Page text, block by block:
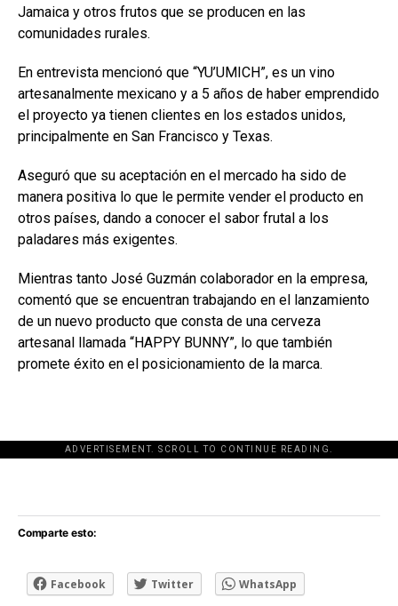
Jamaica y otros frutos que se producen en las
comunidades rurales.
En entrevista mencionó que “YU’UMICH”, es un vino
artesanalmente mexicano y a 5 años de haber emprendido
el proyecto ya tienen clientes en los estados unidos,
principalmente en San Francisco y Texas.
Aseguró que su aceptación en el mercado ha sido de
manera positiva lo que le permite vender el producto en
otros países, dando a conocer el sabor frutal a los
paladares más exigentes.
Mientras tanto José Guzmán colaborador en la empresa,
comentó que se encuentran trabajando en el lanzamiento
de un nuevo producto que consta de una cerveza
artesanal llamada “HAPPY BUNNY”, lo que también
promete éxito en el posicionamiento de la marca.
ADVERTISEMENT. SCROLL TO CONTINUE READING.
[adsforwp id="243463"]
Comparte esto:
Facebook Twitter WhatsApp